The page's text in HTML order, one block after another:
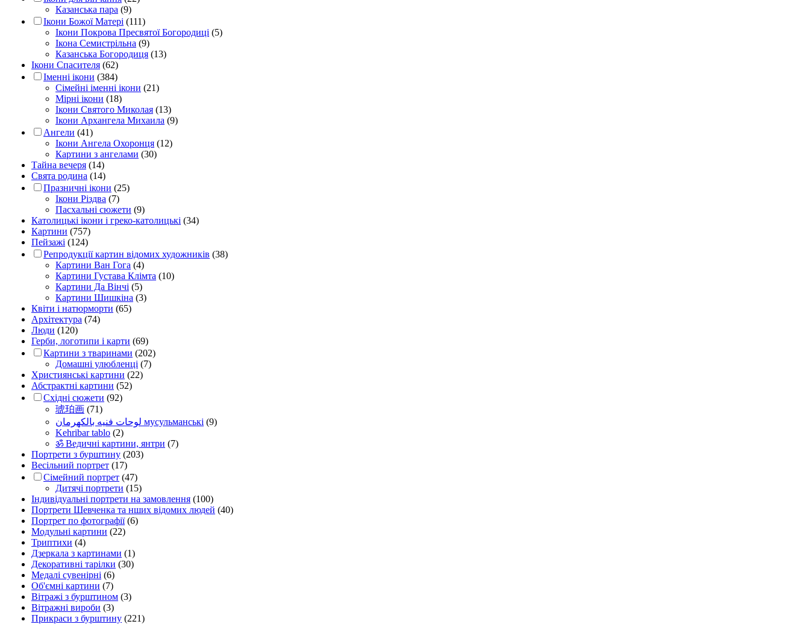
Казанська пара (9)
Ікони Божої Матері (111)
Ікони Покрова Пресвятої Богородиці (5)
Ікона Семистрільна (9)
Казанська Богородиця (13)
Ікони Спасителя (62)
Іменні ікони (384)
Сімейні іменні ікони (21)
Мірні ікони (18)
Ікони Святого Миколая (13)
Ікони Архангела Михаила (9)
Ангели (41)
Ікони Ангела Охоронця (12)
Картини з ангелами (30)
Тайна вечеря (14)
Свята родина (14)
Празничні ікони (25)
Ікони Різдва (7)
Пасхальні сюжети (9)
Католицькі ікони і греко-католицькі (34)
Картини (757)
Пейзажі (124)
Репродукції картин відомих художників (38)
Картини Ван Гога (4)
Картини Густава Клімта (10)
Картини Да Вінчі (5)
Картини Шишкіна (3)
Квіти і натюрморти (65)
Архітектура (74)
Люди (120)
Герби, логотипи і карти (69)
Картини з тваринами (202)
Домашні улюбленці (7)
Християнські картини (22)
Абстрактні картини (52)
Східні сюжети (92)
琥珀画 (71)
لوحات فنيه بالكهرمان мусульманські (9)
Kehribar tablo (2)
ॐ Ведичні картини, янтри (7)
Портрети з бурштину (203)
Весільний портрет (17)
Сімейний портрет (47)
Дитячі портрети (15)
Індивідуальні портрети на замовлення (100)
Портрети Шевченка та нших відомих людей (40)
Портрет по фотографії(6)
Модульні картини (22)
Триптихи (4)
Дзеркала з картинами (1)
Декоративні тарілки (30)
Медалі сувенірні (6)
Об'ємні картини (7)
Вітражі з бурштином (3)
Вітражні вироби (3)
Прикраси з бурштину (221)